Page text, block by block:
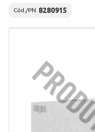
Cód./PN 8280915